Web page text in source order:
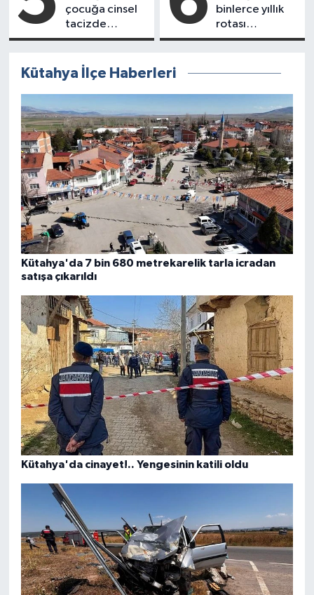
çocuğa cinsel
tacizde
bulunan enişte
binlerce yıllık
rotası
Cumhuriyet
Kütahya İlçe Haberleri
Kütahya'da 7 bin 680 metrekarelik tarla icradan
satışa çıkarıldı
Kütahya'da cinayet!.. Yengesinin katili oldu